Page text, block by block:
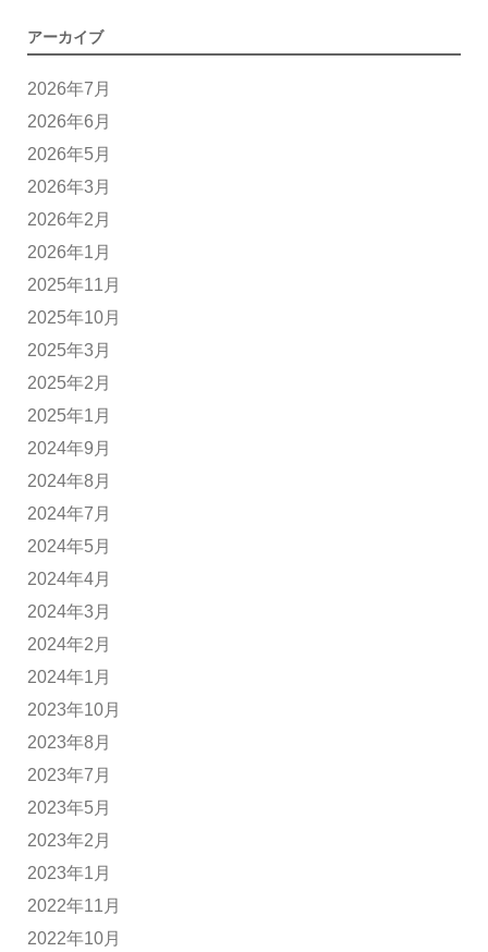
アーカイブ
2026年7月
2026年6月
2026年5月
2026年3月
2026年2月
2026年1月
2025年11月
2025年10月
2025年3月
2025年2月
2025年1月
2024年9月
2024年8月
2024年7月
2024年5月
2024年4月
2024年3月
2024年2月
2024年1月
2023年10月
2023年8月
2023年7月
2023年5月
2023年2月
2023年1月
2022年11月
2022年10月